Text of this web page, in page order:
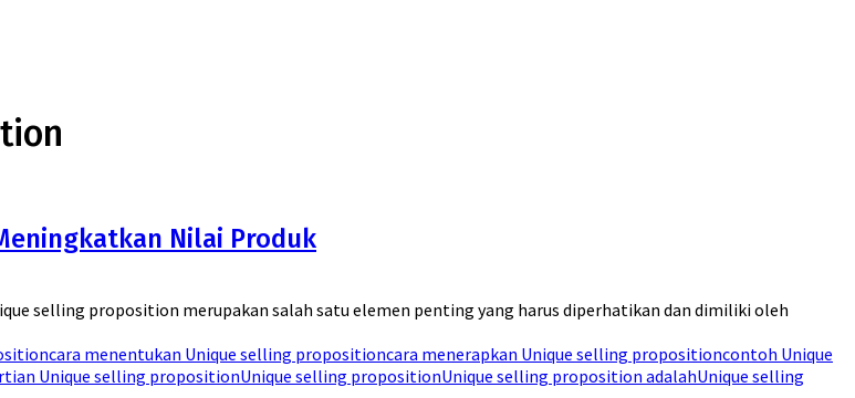
Nilai Produk
selling proposition merupakan salah satu elemen penting yang harus diperhatikan dan dimiliki oleh
cara menentukan Unique selling propositioncara menerapkan Unique selling propositioncontoh Unique
Unique selling propositionUnique selling propositionUnique selling proposition adalahUnique selling